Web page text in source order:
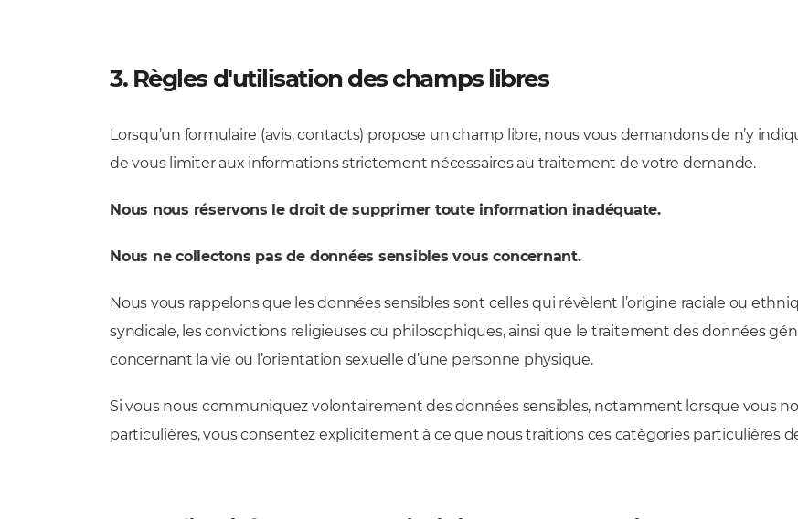
3. Règles d'utilisation des champs libres
Lorsqu’un formulaire (avis, contacts) propose un champ libre, nous vous demandons de n’y
de vous limiter aux informations strictement nécessaires au traitement de votre demande.
Nous nous réservons le droit de supprimer toute information inadéquate.
Nous ne collectons pas de données sensibles vous concernant.
Nous vous rappelons que les données sensibles sont celles qui révèlent l’origine raciale ou
syndicale, les convictions religieuses ou philosophiques, ainsi que le traitement des données
concernant la vie ou l’orientation sexuelle d’une personne physique.
Si vous nous communiquez volontairement des données sensibles, notamment lorsque vous
particulières, vous consentez explicitement à ce que nous traitions ces catégories particulières